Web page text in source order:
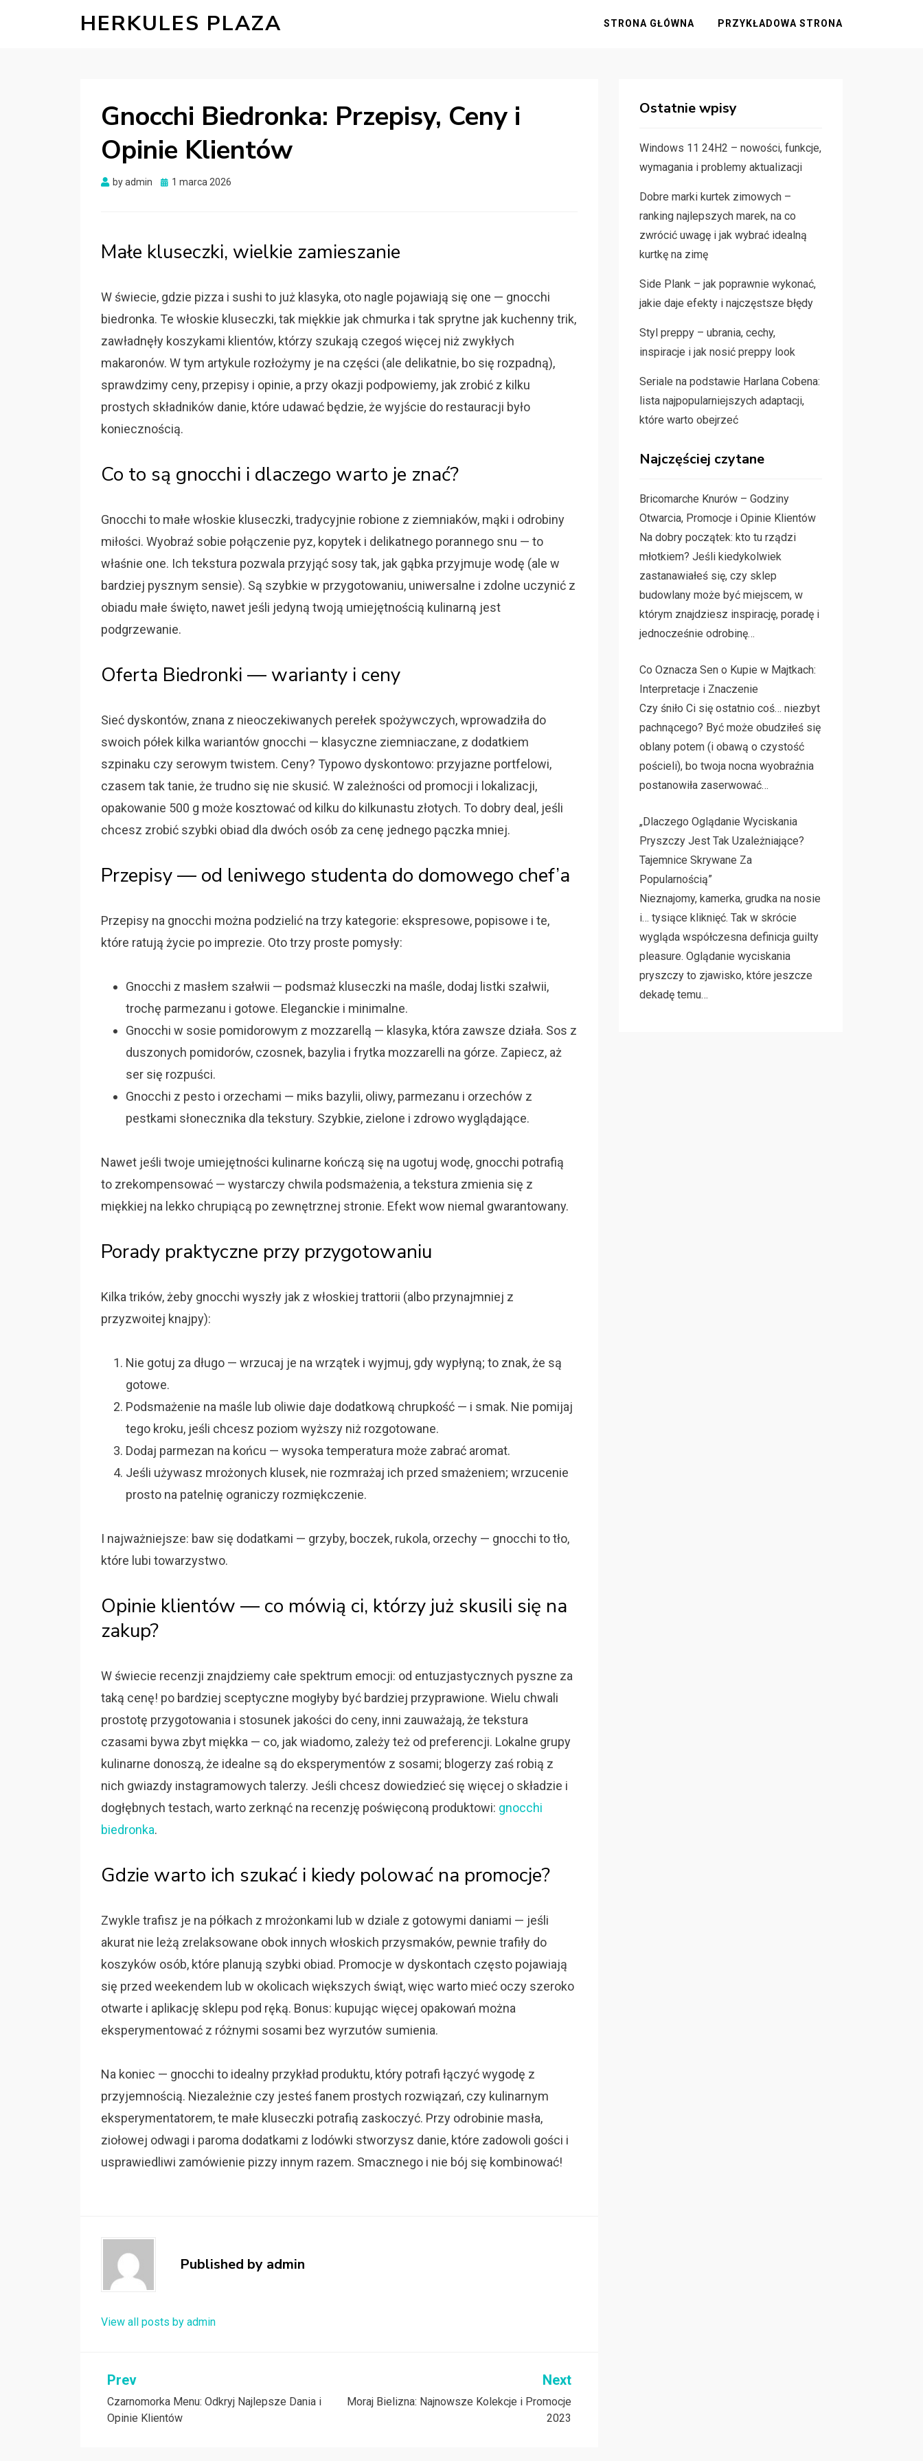
HERKULES PLAZA STRONA GŁÓWNA PRZYKŁADOWA STRONA
Gnocchi Biedronka: Przepisy, Ceny i
Opinie Klientów
byadmin
Posted
1 marca 2026
Małe kluseczki, wielkie zamieszanie
W świecie, gdzie pizza i sushi to już klasyka, oto nagle pojawiają się one — gnocchi
biedronka. Te włoskie kluseczki, tak miękkie jak chmurka i tak sprytne jak kuchenny trik,
zawładnęły koszykami klientów, którzy szukają czegoś więcej niż zwykłych
makaronów. W tym artykule rozłożymy je na części (ale delikatnie, bo się rozpadną),
sprawdzimy ceny, przepisy i opinie, a przy okazji podpowiemy, jak zrobić z kilku
prostych składników danie, które udawać będzie, że wyjście do restauracji było
koniecznością.
Co to są gnocchi i dlaczego warto je znać?
Gnocchi to małe włoskie kluseczki, tradycyjnie robione z ziemniaków, mąki i odrobiny
miłości. Wyobraź sobie połączenie pyz, kopytek i delikatnego porannego snu — to
właśnie one. Ich tekstura pozwala przyjąć sosy tak, jak gąbka przyjmuje wodę (ale w
bardziej pysznym sensie). Są szybkie w przygotowaniu, uniwersalne i zdolne uczynić z
obiadu małe święto, nawet jeśli jedyną twoją umiejętnością kulinarną jest
podgrzewanie.
Oferta Biedronki — warianty i ceny
Sieć dyskontów, znana z nieoczekiwanych perełek spożywczych, wprowadziła do
swoich półek kilka wariantów gnocchi — klasyczne ziemniaczane, z dodatkiem
szpinaku czy serowym twistem. Ceny? Typowo dyskontowo: przyjazne portfelowi,
czasem tak tanie, że trudno się nie skusić. W zależności od promocji i lokalizacji,
opakowanie 500 g może kosztować od kilku do kilkunastu złotych. To dobry deal, jeśli
chcesz zrobić szybki obiad dla dwóch osób za cenę jednego pączka mniej.
Przepisy — od leniwego studenta do domowego chef’a
Przepisy na gnocchi można podzielić na trzy kategorie: ekspresowe, popisowe i te,
które ratują życie po imprezie. Oto trzy proste pomysły:
Gnocchi z masłem szałwii — podsmaż kluseczki na maśle, dodaj listki szałwii,
trochę parmezanu i gotowe. Eleganckie i minimalne.
Gnocchi w sosie pomidorowym z mozzarellą — klasyka, która zawsze działa. Sos z
duszonych pomidorów, czosnek, bazylia i frytka mozzarelli na górze. Zapiecz, aż
ser się rozpuści.
Gnocchi z pesto i orzechami — miks bazylii, oliwy, parmezanu i orzechów z
pestkami słonecznika dla tekstury. Szybkie, zielone i zdrowo wyglądające.
Nawet jeśli twoje umiejętności kulinarne kończą się na ugotuj wodę, gnocchi potrafią
to zrekompensować — wystarczy chwila podsmażenia, a tekstura zmienia się z
miękkiej na lekko chrupiącą po zewnętrznej stronie. Efekt wow niemal gwarantowany.
Porady praktyczne przy przygotowaniu
Kilka trików, żeby gnocchi wyszły jak z włoskiej trattorii (albo przynajmniej z
przyzwoitej knajpy):
Nie gotuj za długo — wrzucaj je na wrzątek i wyjmuj, gdy wypłyną; to znak, że są
gotowe.
Podsmażenie na maśle lub oliwie daje dodatkową chrupkość — i smak. Nie pomijaj
tego kroku, jeśli chcesz poziom wyższy niż rozgotowane.
Dodaj parmezan na końcu — wysoka temperatura może zabrać aromat.
Jeśli używasz mrożonych klusek, nie rozmrażaj ich przed smażeniem; wrzucenie
prosto na patelnię ograniczy rozmiękczenie.
I najważniejsze: baw się dodatkami — grzyby, boczek, rukola, orzechy — gnocchi to tło,
które lubi towarzystwo.
Opinie klientów — co mówią ci, którzy już skusili się na
zakup?
W świecie recenzji znajdziemy całe spektrum emocji: od entuzjastycznych pyszne za
taką cenę! po bardziej sceptyczne mogłyby być bardziej przyprawione. Wielu chwali
prostotę przygotowania i stosunek jakości do ceny, inni zauważają, że tekstura
czasami bywa zbyt miękka — co, jak wiadomo, zależy też od preferencji. Lokalne grupy
kulinarne donoszą, że idealne są do eksperymentów z sosami; blogerzy zaś robią z
nich gwiazdy instagramowych talerzy. Jeśli chcesz dowiedzieć się więcej o składzie i
dogłębnych testach, warto zerknąć na recenzję poświęconą produktowi: gnocchi
biedronka.
Gdzie warto ich szukać i kiedy polować na promocje?
Zwykle trafisz je na półkach z mrożonkami lub w dziale z gotowymi daniami — jeśli
akurat nie leżą zrelaksowane obok innych włoskich przysmaków, pewnie trafiły do
koszyków osób, które planują szybki obiad. Promocje w dyskontach często pojawiają
się przed weekendem lub w okolicach większych świąt, więc warto mieć oczy szeroko
otwarte i aplikację sklepu pod ręką. Bonus: kupując więcej opakowań można
eksperymentować z różnymi sosami bez wyrzutów sumienia.
Na koniec — gnocchi to idealny przykład produktu, który potrafi łączyć wygodę z
przyjemnością. Niezależnie czy jesteś fanem prostych rozwiązań, czy kulinarnym
eksperymentatorem, te małe kluseczki potrafią zaskoczyć. Przy odrobinie masła,
ziołowej odwagi i paroma dodatkami z lodówki stworzysz danie, które zadowoli gości i
usprawiedliwi zamówienie pizzy innym razem. Smacznego i nie bój się kombinować!
Published by admin
View all posts by admin
Nawigacja
wpisu
Prev
Czarnomorka Menu: Odkryj Najlepsze Dania i
Opinie Klientów
Next
Moraj Bielizna: Najnowsze Kolekcje i Promocje
2023
Ostatnie wpisy
Windows 11 24H2 – nowości, funkcje,
wymagania i problemy aktualizacji
Dobre marki kurtek zimowych –
ranking najlepszych marek, na co
zwrócić uwagę i jak wybrać idealną
kurtkę na zimę
Side Plank – jak poprawnie wykonać,
jakie daje efekty i najczęstsze błędy
Styl preppy – ubrania, cechy,
inspiracje i jak nosić preppy look
Seriale na podstawie Harlana Cobena:
lista najpopularniejszych adaptacji,
które warto obejrzeć
Najczęściej czytane
Bricomarche Knurów – Godziny
Otwarcia, Promocje i Opinie Klientów
Na dobry początek: kto tu rządzi
młotkiem? Jeśli kiedykolwiek
zastanawiałeś się, czy sklep
budowlany może być miejscem, w
którym znajdziesz inspirację, poradę i
jednocześnie odrobinę…
Co Oznacza Sen o Kupie w Majtkach:
Interpretacje i Znaczenie
Czy śniło Ci się ostatnio coś… niezbyt
pachnącego? Być może obudziłeś się
oblany potem (i obawą o czystość
pościeli), bo twoja nocna wyobraźnia
postanowiła zaserwować…
„Dlaczego Oglądanie Wyciskania
Pryszczy Jest Tak Uzależniające?
Tajemnice Skrywane Za
Popularnością”
Nieznajomy, kamerka, grudka na nosie
i… tysiące kliknięć. Tak w skrócie
wygląda współczesna definicja guilty
pleasure. Oglądanie wyciskania
pryszczy to zjawisko, które jeszcze
dekadę temu…